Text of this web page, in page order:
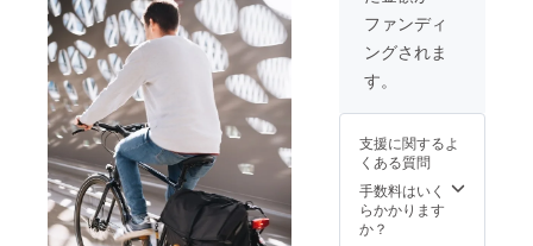
荷時期
が遅れ
る場合
※海外輸
送中の
トラブ
ルや通
関時の
イレ
ン・仕
様は変
更にな
ざいま
了承く
ださ
い。 ※
ご注文
状況、
ファンディ
ングされま
す。
支援に関するよ
くある質問
手数料はいく
らかかります
か？